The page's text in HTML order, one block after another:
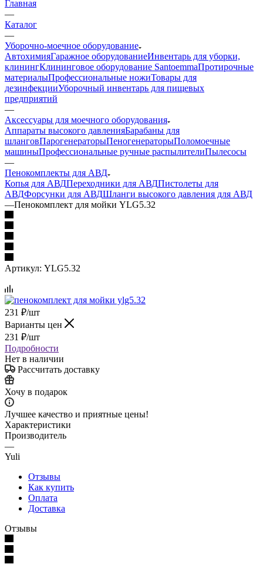
Главная
—
Каталог
—
Уборочно-моечное оборудование
АвтохимияГаражное оборудованиеИнвентарь для уборки,
клинингКлининговое оборудование SantoemmaПротирочные
материалыПрофессиональные ножиТовары для
дезинфекцииУборочный инвентарь для пищевых
предприятий
—
Аксессуары для моечного оборудования
Аппараты высокого давленияБарабаны для
шланговПарогенераторыПеногенераторыПоломоечные
машиныПрофессиональные ручные распылителиПылесосы
—
Пенокомплекты для АВД
Копья для АВДПереходники для АВДПистолеты для
АВДФорсунки для АВДШланги высокого давления для АВД
—Пенокомплект для мойки YLG5.32
Артикул: YLG5.32
231 ₽/шт
Варианты цен
231 ₽/шт
Подробности
Нет в наличии
Рассчитать доставку
Хочу в подарок
Лучшее качество и приятные цены!
Характеристики
Производитель
—
Yuli
Отзывы
Как купить
Оплата
Доставка
Отзывы